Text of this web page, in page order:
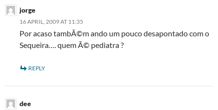
jorge
16 APRIL, 2009 AT 11:35
Por acaso tambÃ©m ando um pouco desapontado com o
Sequeira…. quem Ã© pediatra ?
REPLY
dee